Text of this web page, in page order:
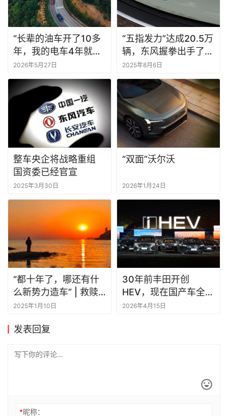
“长辈的油车开了10多
年，我的电车4年就得
换”
2026年5月27日
“五指发力”达成20.5万
辆，东风握拳出手了丨
一句话点评
2025年8月6日
整车央企将战略重组
国资委已经官宣
2025年3月30日
“双面”沃尔沃
2026年1月24日
“都十年了，哪还有什
么新势力造车” | 救赎
2024
2025年1月10日
30年前丰田开创
HEV，现在国产车全都
一拥而上
2026年4月15日
发表回复
*昵称：